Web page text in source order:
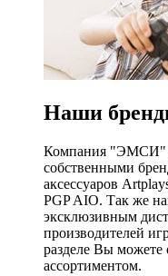
Наши
Компания "ЭМСИ"
собственными
аксессуаров
PGP AIO. Так же
эксклюзивным
производителей
разделе Вы можете
ассортиментом.